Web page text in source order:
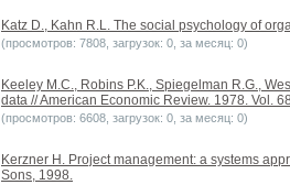
Katz D., Kahn R.L. The social psychology of
(просмотров: 7808, загрузок: 0, за месяц: 0)
Keeley M.C., Robins P.K., Spiegelman R.G.,
data // American Economic Review. 1978. Vol.
(просмотров: 6608, загрузок: 0, за месяц: 0)
Kerzner H. Project management: a systems
Sons, 1998.